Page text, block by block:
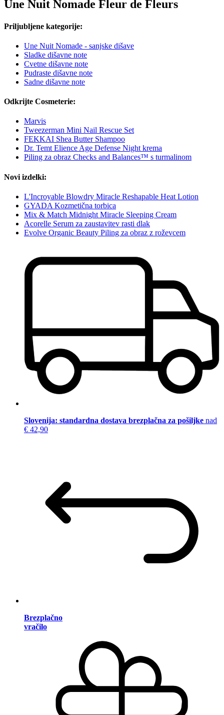
Une Nuit Nomade Fleur de Fleurs
Priljubljene kategorije:
Une Nuit Nomade - sanjske dišave
Sladke dišavne note
Cvetne dišavne note
Pudraste dišavne note
Sadne dišavne note
Odkrijte Cosmeterie:
Marvis
Tweezerman Mini Nail Rescue Set
FEKKAI Shea Butter Shampoo
Dr. Temt Elience Age Defense Night krema
Piling za obraz Checks and Balances™ s turmalinom
Novi izdelki:
L'Incroyable Blowdry Miracle Reshapable Heat Lotion
GYADA Kozmetična torbica
Mix & Match Midnight Miracle Sleeping Cream
Acorelle Serum za zaustavitev rasti dlak
Evolve Organic Beauty Piling za obraz z roževcem
Slovenija: standardna dostava brezplačna za pošiljke nad
€ 42,90
Brezplačno
vračilo